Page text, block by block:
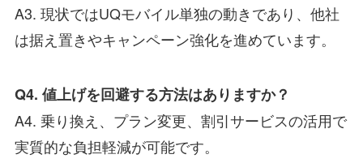
A3. 現状ではUQモバイル単独の動きであり、他社
は据え置きやキャンペーン強化を進めています。
Q4. 値上げを回避する方法はありますか？
A4. 乗り換え、プラン変更、割引サービスの活用で
実質的な負担軽減が可能です。